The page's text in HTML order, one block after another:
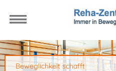
Beweglichkeit schafft